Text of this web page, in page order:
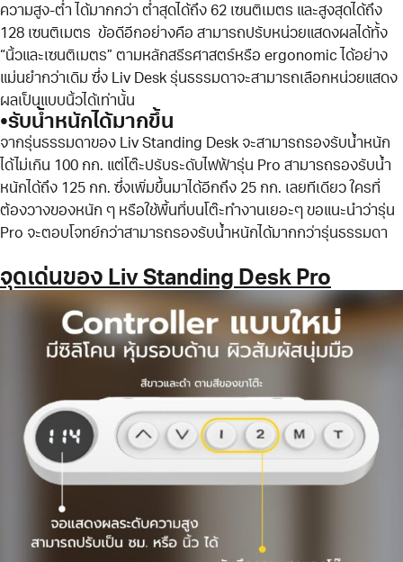
ความสูง-ต่ำ ได้มากกว่า ต่ำสุดได้ถึง 62 เซนติเมตร และสูงสุดได้ถึง
128 เซนติเมตร ข้อดีอีกอย่างคือ สามารถปรับหน่วยแสดงผลได้ทั้ง
“นิ้วและเซนติเมตร” ตามหลักสรีรศาสตร์หรือ ergonomic ได้อย่าง
แม่นยำกว่าเดิม ซึ่ง Liv Desk รุ่นธรรมดาจะสามารถเลือกหน่วยแสดง
ผลเป็นแบบนิ้วได้เท่านั้น
•รับน้ำหนักได้มากขึ้น
จากรุ่นธรรมดาของ Liv Standing Desk จะสามารถรองรับน้ำหนัก
ได้ไม่เกิน 100 กก. แต่โต๊ะปรับระดับไฟฟ้ารุ่น Pro สามารถรองรับน้ำ
หนักได้ถึง 125 กก. ซึ่งเพิ่มขึ้นมาได้อีกถึง 25 กก. เลยทีเดียว ใครที่
ต้องวางของหนัก ๆ หรือใช้พื้นที่บนโต๊ะทำงานเยอะๆ ขอแนะนำว่ารุ่น
Pro จะตอบโจทย์กว่าสามารถรองรับน้ำหนักได้มากกว่ารุ่นธรรมดา
จุดเด่นของ Liv Standing Desk Pro